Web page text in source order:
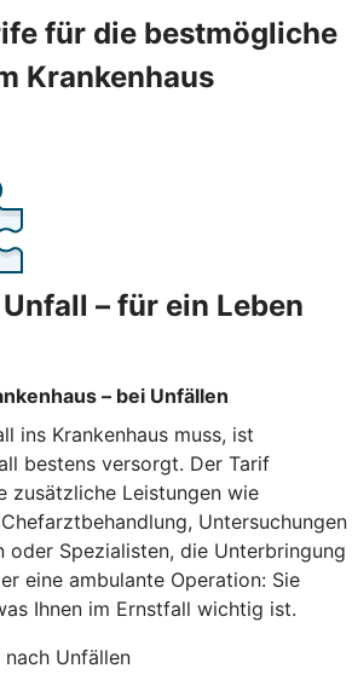
für die bestmögliche
Krankenhaus
– für ein Leben
– bei Unfällen
ins Krankenhaus muss, ist
bestens versorgt. Der Tarif
zusätzliche Leistungen wie
Untersuchungen
oder Spezialisten, die Unterbringung
eine ambulante Operation: Sie
Ihnen im Ernstfall wichtig ist.
nach Unfällen